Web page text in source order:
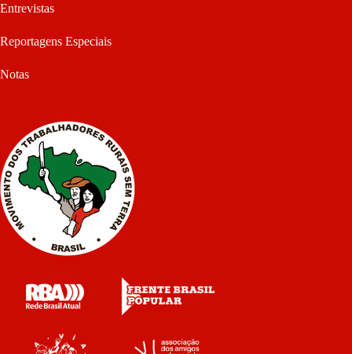
Entrevistas
Reportagens Especiais
Notas